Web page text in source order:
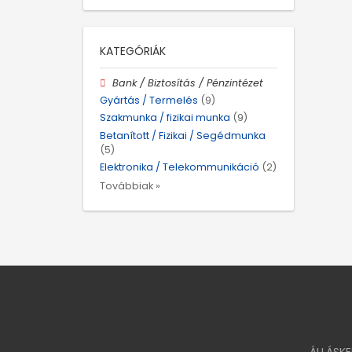
KATEGÓRIÁK
Bank / Biztosítás / Pénzintézet
Gyártás / Termelés (9)
Szakmunka / fizikai munka (9)
Betanított / Fizikai / Segédmunka
(5)
Elektronika / Telekommunikáció (2)
Továbbiak »